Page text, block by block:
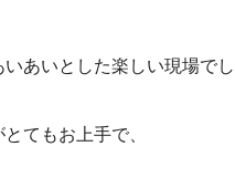
あいとした楽しい現場でし
てもお上手で、